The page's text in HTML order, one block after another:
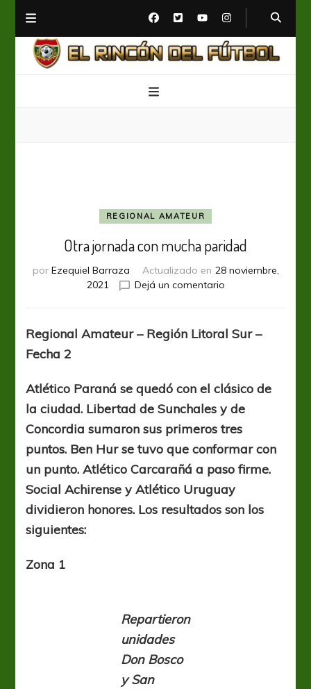
REGIONAL AMATEUR
Otra jornada con mucha paridad
por Ezequiel Barraza Actualizado en 28 noviembre,
2021
Dejá un comentarioen
con
mucha
Regional Amateur – Región Litoral Sur –
Fecha 2
Atlético Paraná se quedó con el clásico de
la ciudad. Libertad de Sunchales y de
Concordia sumaron sus primeros tres
puntos. Ben Hur se tuvo que conformar con
un punto. Atlético Carcarañá a paso firme.
Social Achirense y Atlético Uruguay
dividieron honores. Los resultados son los
siguientes:
Zona 1
Repartieron
unidades
Don Bosco
y San